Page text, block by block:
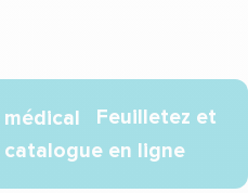
Feuilletez et
en ligne